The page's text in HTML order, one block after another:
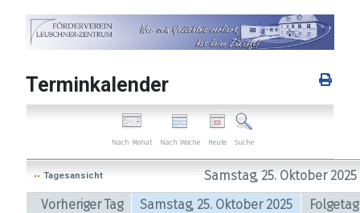
Terminkalender
Nach Monat Nach Woche Heute Suche
Tagesansicht
Samstag, 25. Oktober 2025
Vorheriger Tag
Samstag, 25. Oktober 2025
Folgetag